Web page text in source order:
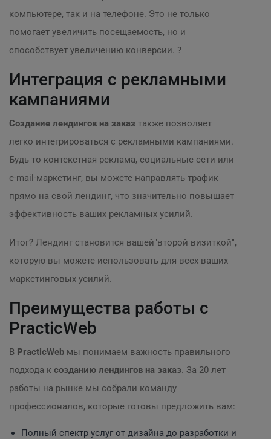
компьютере, так и на телефоне. Это не только
помогает увеличить посещаемость, но и
способствует увеличению конверсии. ?
Интеграция с рекламными
кампаниями
Создание лендингов на заказ также позволяет
легко интегрироваться с рекламными кампаниями.
Будь то контекстная реклама, социальные сети или
e-mail-маркетинг, вы можете направлять трафик
прямо на свой лендинг, что значительно повышает
эффективность ваших рекламных усилий.
Итог? Лендинг становится вашей"второй визиткой",
которую вы можете использовать для всех ваших
маркетинговых усилий.
Преимущества работы с
PracticWeb
В PracticWeb мы понимаем важность правильного
подхода к созданию лендингов на заказ. За 20 лет
работы на рынке мы собрали команду
профессионалов, которые готовы предложить вам:
Полный спектр услуг от дизайна до разработки и